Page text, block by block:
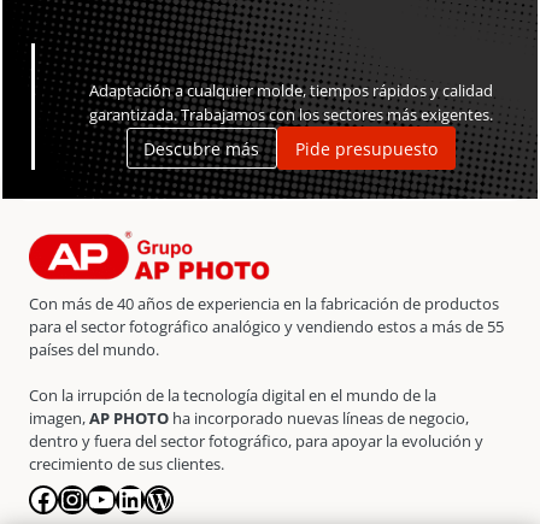
Adaptación a cualquier molde, tiempos rápidos y calidad
garantizada. Trabajamos con los sectores más exigentes.
Descubre más Pide presupuesto
Con más de 40 años de experiencia en la fabricación de productos
para el sector fotográfico analógico y vendiendo estos a más de 55
países del mundo.
Con la irrupción de la tecnología digital en el mundo de la
imagen,AP PHOTO ha incorporado nuevas líneas de negocio,
dentro y fuera del sector fotográfico, para apoyar la evolución y
crecimiento de sus clientes.
Facebook
Instagram
YouTube
LinkedIn
WordPress